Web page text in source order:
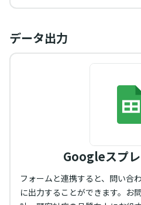
データ出力
Googleスプ
フォームと連携すると、問い合
に出力することができます。お